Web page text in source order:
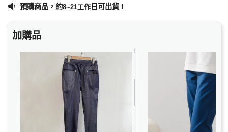
預購商品，約8~21工作 日可出貨 !
加購品